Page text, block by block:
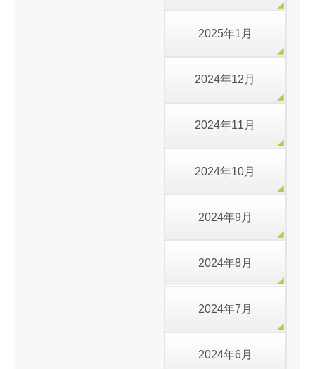
2025年1月
2024年12月
2024年11月
2024年10月
2024年9月
2024年8月
2024年7月
2024年6月